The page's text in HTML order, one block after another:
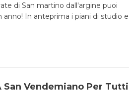
di San martino dall'argine puoi
anno! In anteprima i piani di studio e
San Vendemiano Per Tutti